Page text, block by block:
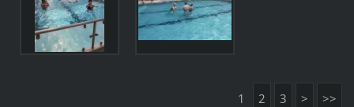
1 2 3 > >>